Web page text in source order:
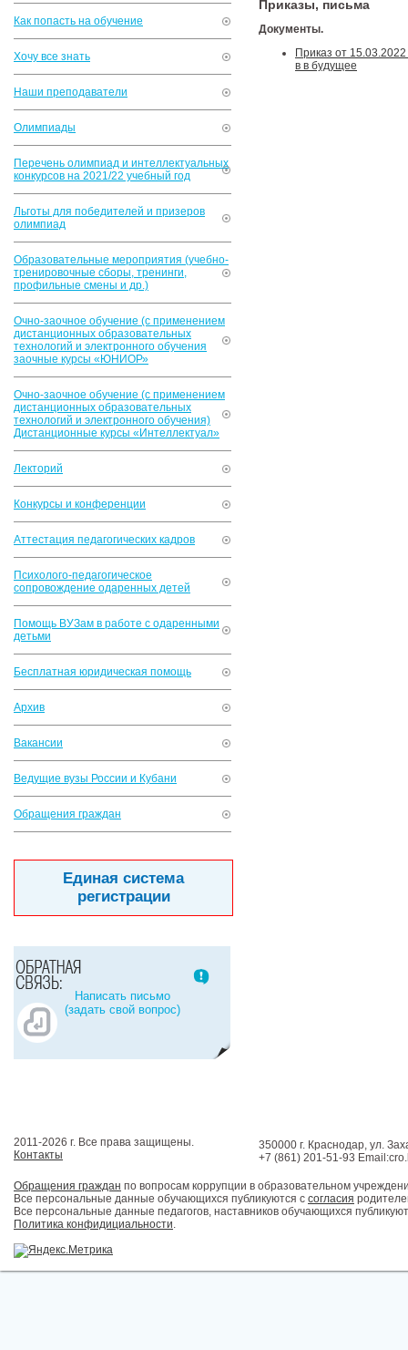
Как попасть на обучение
Хочу все знать
Наши преподаватели
Олимпиады
Перечень олимпиад и интеллектуальных
конкурсов на 2021/22 учебный год
Льготы для победителей и призеров
олимпиад
Образовательные мероприятия (учебно-
тренировочные сборы, тренинги,
профильные смены и др.)
Очно-заочное обучение (с применением
дистанционных образовательных
технологий и электронного обучения
заочные курсы «ЮНИОР»
Очно-заочное обучение (с применением
дистанционных образовательных
технологий и электронного обучения)
Дистанционные курсы «Интеллектуал»
Лекторий
Конкурсы и конференции
Аттестация педагогических кадров
Психолого-педагогическое
сопровождение одаренных детей
Помощь ВУЗам в работе с одаренными
детьми
Бесплатная юридическая помощь
Архив
Вакансии
Ведущие вузы России и Кубани
Обращения граждан
Единая система
регистрации
Написать письмо
(задать свой вопрос)
Приказы, письма
Документы.
Приказ от
в в будущее
2011-2026 г. Все права защищены.
Контакты
350000 г. Краснодар, ул.
+7 (861) 201-51-93
Обращения граждан по вопросам коррупции в образовательном
Все персональные данные обучающихся публикуются с согласия
Все персональные данные педагогов, наставников обучающихся
Политика конфидициальности.